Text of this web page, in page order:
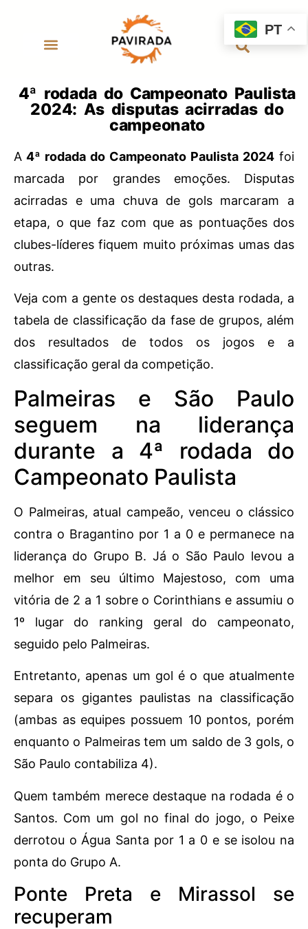
4ª rodada do Campeonato Paulista
2024: As disputas acirradas do
campeonato
A 4ª rodada do Campeonato Paulista 2024 foi
marcada por grandes emoções. Disputas
acirradas e uma chuva de gols marcaram a
etapa, o que faz com que as pontuações dos
clubes-líderes fiquem muito próximas umas das
outras.
Veja com a gente os destaques desta rodada, a
tabela de classificação da fase de grupos, além
dos resultados de todos os jogos e a
classificação geral da competição.
Palmeiras e São Paulo
seguem na liderança
durante a 4ª rodada do
Campeonato Paulista
O Palmeiras, atual campeão, venceu o clássico
contra o Bragantino por 1 a 0 e permanece na
liderança do Grupo B. Já o São Paulo levou a
melhor em seu último Majestoso, com uma
vitória de 2 a 1 sobre o Corinthians e assumiu o
1º lugar do ranking geral do campeonato,
seguido pelo Palmeiras.
Entretanto, apenas um gol é o que atualmente
separa os gigantes paulistas na classificação
(ambas as equipes possuem 10 pontos, porém
enquanto o Palmeiras tem um saldo de 3 gols, o
São Paulo contabiliza 4).
Quem também merece destaque na rodada é o
Santos. Com um gol no final do jogo, o Peixe
derrotou o Água Santa por 1 a 0 e se isolou na
ponta do Grupo A.
Ponte Preta e Mirassol se
recuperam
PT